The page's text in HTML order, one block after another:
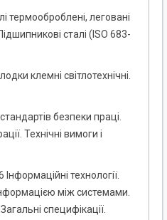
термооброблені, леговані
сталі (ISO 683-
клемні світлотехнічні.
безпеки праці.
Технічні вимоги і
технології.
між системами.
специфікації.